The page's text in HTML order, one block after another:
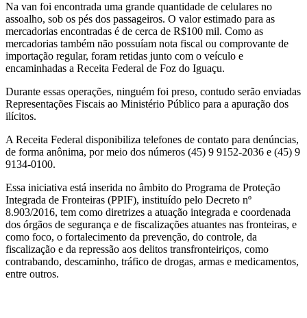
Na van foi encontrada uma grande quantidade de celulares no
assoalho, sob os pés dos passageiros. O valor estimado para as
mercadorias encontradas é de cerca de R$100 mil. Como as
mercadorias também não possuíam nota fiscal ou comprovante de
importação regular, foram retidas junto com o veículo e
encaminhadas a Receita Federal de Foz do Iguaçu.
Durante essas operações, ninguém foi preso, contudo serão enviadas
Representações Fiscais ao Ministério Público para a apuração dos
ilícitos.
A Receita Federal disponibiliza telefones de contato para denúncias,
de forma anônima, por meio dos números (45) 9 9152-2036 e (45) 9
9134-0100.
Essa iniciativa está inserida no âmbito do Programa de Proteção
Integrada de Fronteiras (PPIF), instituído pelo Decreto nº
8.903/2016, tem como diretrizes a atuação integrada e coordenada
dos órgãos de segurança e de fiscalizações atuantes nas fronteiras, e
como foco, o fortalecimento da prevenção, do controle, da
fiscalização e da repressão aos delitos transfronteiriços, como
contrabando, descaminho, tráfico de drogas, armas e medicamentos,
entre outros.